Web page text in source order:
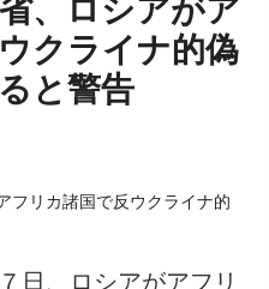
クライナ的偽
と警告
日、ロシアがアフリ